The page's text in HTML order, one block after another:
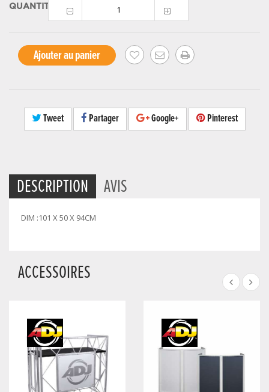
QUANTITÉ
Ajouter au panier
Tweet Partager Google+ Pinterest
DESCRIPTION AVIS
DIM :101 X 50 X 94CM
ACCESSOIRES